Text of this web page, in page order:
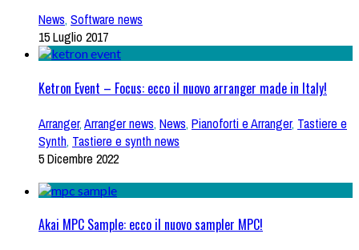
News, Software news
15 Luglio 2017
Ketron Event – Focus: ecco il nuovo arranger made in Italy!
Arranger,Arranger news, News, Pianoforti e Arranger, Tastiere e
Synth, Tastiere e synth news
5 Dicembre 2022
Akai MPC Sample: ecco il nuovo sampler MPC!